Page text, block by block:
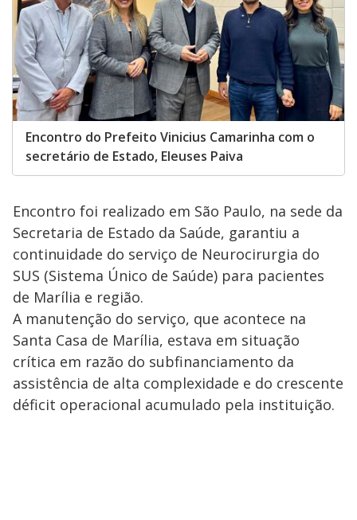
Encontro do Prefeito Vinicius Camarinha com o
secretário de Estado, Eleuses Paiva
Encontro foi realizado em São Paulo, na sede da
Secretaria de Estado da Saúde, garantiu a
continuidade do serviço de Neurocirurgia do
SUS (Sistema Único de Saúde) para pacientes
de Marília e região.
A manutenção do serviço, que acontece na
Santa Casa de Marília, estava em situação
crítica em razão do subfinanciamento da
assistência de alta complexidade e do crescente
déficit operacional acumulado pela instituição.